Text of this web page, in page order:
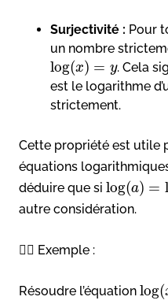
Surjectivité : Pour
un nombre
log(x) = y. Cela
est le logarithme
strictement.
Cette propriété est utile
équations
déduire que si log(a) =
autre considération.
👉🏻 Exemple :
Résoudre l’équation log(